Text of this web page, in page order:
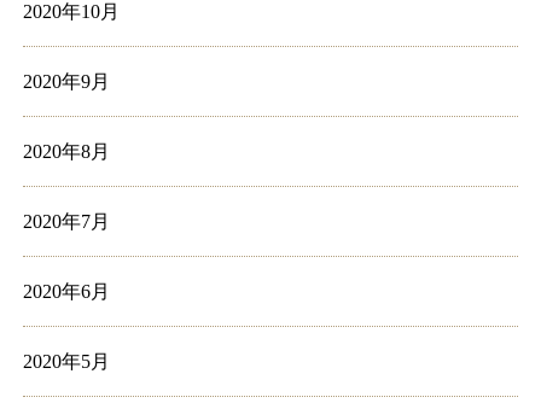
2020年10月
2020年9月
2020年8月
2020年7月
2020年6月
2020年5月